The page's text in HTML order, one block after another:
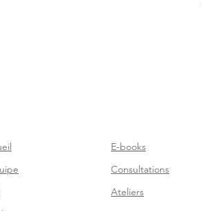
E-books
Consultations
Ateliers